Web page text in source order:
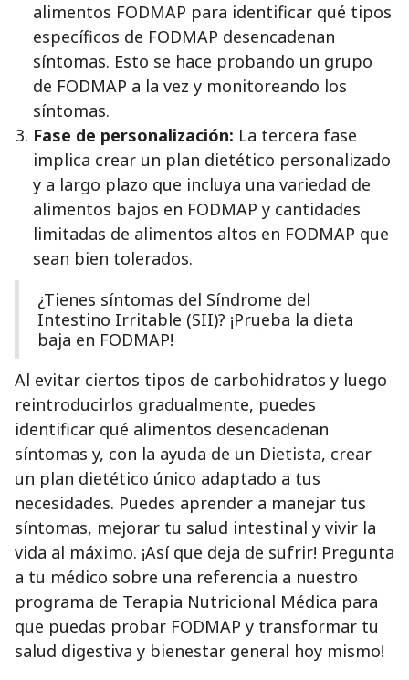
alimentos FODMAP para identificar qué tipos
específicos de FODMAP desencadenan
síntomas. Esto se hace probando un grupo
de FODMAP a la vez y monitoreando los
síntomas.
Fase de personalización: La tercera fase
implica crear un plan dietético personalizado
y a largo plazo que incluya una variedad de
alimentos bajos en FODMAP y cantidades
limitadas de alimentos altos en FODMAP que
sean bien tolerados.
¿Tienes síntomas del Síndrome del
Intestino Irritable (SII)? ¡Prueba la dieta
baja en FODMAP!
Al evitar ciertos tipos de carbohidratos y luego
reintroducirlos gradualmente, puedes
identificar qué alimentos desencadenan
síntomas y, con la ayuda de un Dietista, crear
un plan dietético único adaptado a tus
necesidades. Puedes aprender a manejar tus
síntomas, mejorar tu salud intestinal y vivir la
vida al máximo. ¡Así que deja de sufrir! Pregunta
a tu médico sobre una referencia a nuestro
programa de Terapia Nutricional Médica para
que puedas probar FODMAP y transformar tu
salud digestiva y bienestar general hoy mismo!